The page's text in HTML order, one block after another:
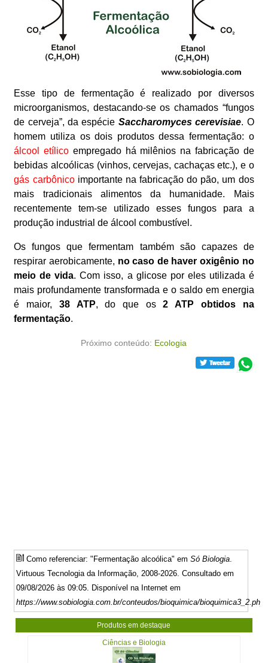
Esse tipo de fermentação é realizado por diversos
microorganismos, destacando-se os chamados “fungos
de cerveja”, da espécie Saccharomyces cerevisiae. O
homem utiliza os dois produtos dessa fermentação: o
álcool etílico empregado há milênios na fabricação de
bebidas alcoólicas (vinhos, cervejas, cachaças etc.), e o
gás carbônicoimportante na fabricação do pão, um dos
mais tradicionais alimentos da humanidade. Mais
recentemente tem-se utilizado esses fungos para a
produção industrial de álcool combustível.
Os fungos que fermentam também são capazes de
respirar aerobicamente, no caso de haver oxigênio no
meio de vida. Com isso, a glicose por eles utilizada é
mais profundamente transformada e o saldo em energia
é maior, 38 ATP, do que os2 ATP obtidos na
fermentação.
Próximo conteúdo: Ecologia
Como referenciar: "Fermentação alcoólica" emSó Biologia.
Virtuous Tecnologia da Informação, 2008-2026. Consultado em
09/08/2026 às 09:05. Disponível na Internet em
https://www.sobiologia.com.br/conteudos/bioquimica/bioquimica3_2.php
Produtos em destaque
Ciências e Biologia